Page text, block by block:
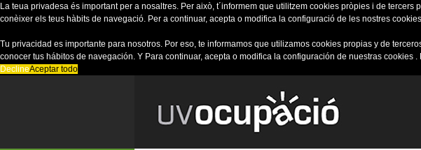
La teua privadesa és important per a nosaltres. Per això, t´informem que utilitzem cookies pròpies i de
conèixer els teus hàbits de navegació. Per a continuar, acepta o modifica la configuració de les nostres
Tu privacidad es importante para nosotros. Por eso, te informamos que utilizamos cookies propias y de
conocer tus hábitos de navegación. Y Para continuar, acepta o modifica la configuración de nuestras cookies .
DeclineAceptar todo